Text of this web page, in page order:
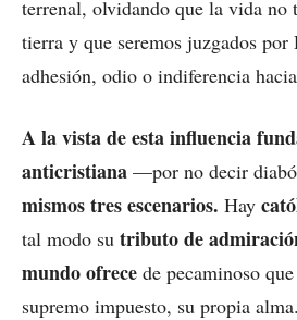
terrenal, olvidando que la vida no
tierra y que seremos juzgados por
adhesión, odio o indiferencia
A la vista de esta influencia
anticristiana —por no decir
mismos tres escenarios. Hay
tal modo su tributo de
mundo ofrece de pecaminoso
supremo impuesto, su propia